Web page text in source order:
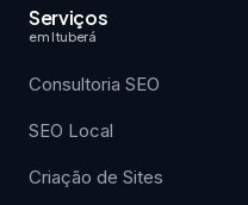
Serviços
em Ituberá
Consultoria SEO
SEO Local
Criação de Sites